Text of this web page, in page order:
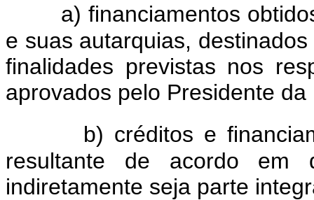
a) financiamentos
e suas autarquias,
finalidades previstas nos
aprovados pelo Presidente da
b) créditos e
resultante de acordo
indiretamente seja parte